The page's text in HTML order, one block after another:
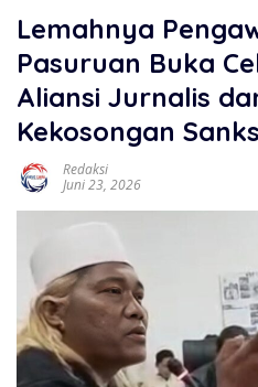
Lemahnya
Pasuruan Buka
Aliansi Jurnalis
Kekosongan
Redaksi
Juni 23, 2026